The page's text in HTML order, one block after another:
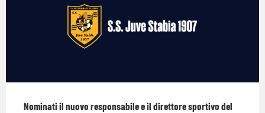
Nominati il nuovo responsabile e il direttore sportivo del